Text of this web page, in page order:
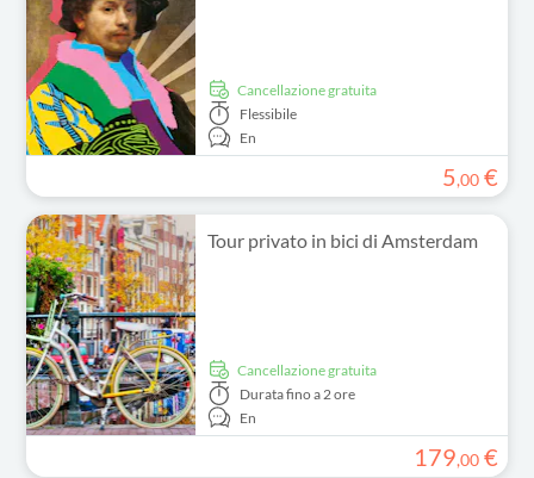
Cancellazione gratuita
Flessibile
En
5,00 €
Tour privato in bici di Amsterdam
Cancellazione gratuita
Duratafino a 2 ore
En
179,00 €